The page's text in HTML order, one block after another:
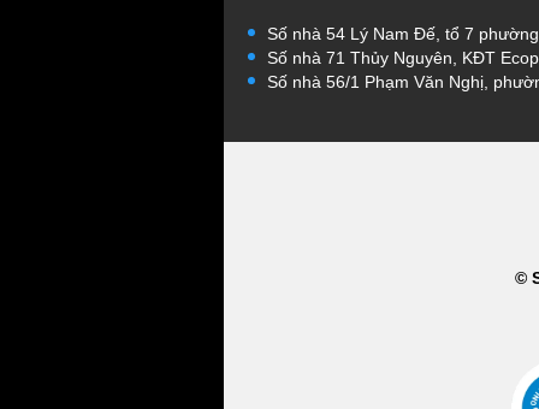
Số nhà 54 Lý Nam Đế, tổ 7
Số nhà 71 Thủy Nguyên, KĐT
Số nhà 56/1 Phạm Văn Nghị,
©